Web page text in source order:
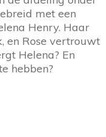
met een
Henry. Haar
en Rose vertrouwt
Helena? En
hebben?